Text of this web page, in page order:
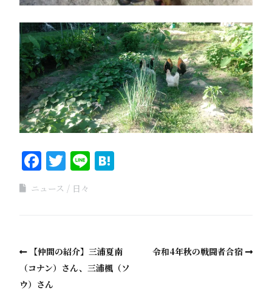
Facebook
Twitter
Line
ニュース 日々
【仲間の紹介】三浦夏南
（コナン）さん、三浦楓（ソ
ウ）さん
令和4年秋の戦闘者合宿